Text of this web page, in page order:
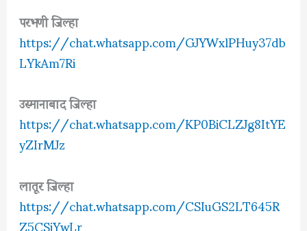
परभणी जिल्हा
https://chat.whatsapp.com/GJYWxlPHuy37db
LYkAm7Ri
उस्मानाबाद जिल्हा
https://chat.whatsapp.com/KP0BiCLZJg8ItYE
yZIrMJz
लातूर जिल्हा
https://chat.whatsapp.com/CSIuGS2LT645R